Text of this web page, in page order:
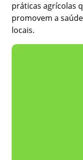
práticas agrícolas
promovem a
locais.